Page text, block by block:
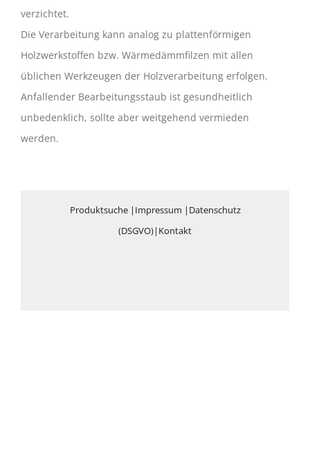
verzichtet.
Die Verarbeitung kann analog zu plattenförmigen
Holzwerkstoffen bzw. Wärmedämmfilzen mit allen
üblichen Werkzeugen der Holzverarbeitung erfolgen.
Anfallender Bearbeitungsstaub ist gesundheitlich
unbedenklich, sollte aber weitgehend vermieden
werden.
Produktsuche| Impressum | Datenschutz
(DSGVO)| Kontakt